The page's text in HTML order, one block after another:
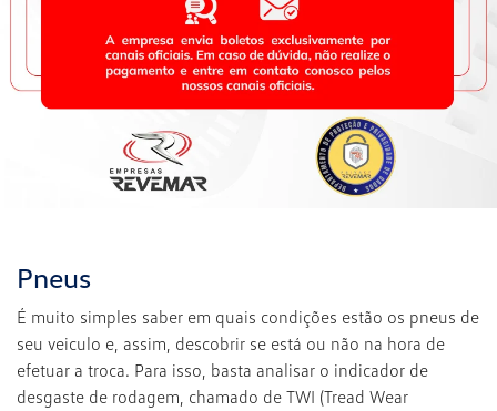
Pneus
É muito simples saber em quais condições estão os pneus de
seu veiculo e, assim, descobrir se está ou não na hora de
efetuar a troca. Para isso, basta analisar o indicador de
desgaste de rodagem, chamado de TWI (Tread Wear